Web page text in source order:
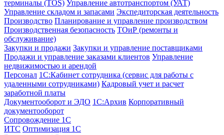
терминалы (TOS) Управление автотранспортом (УАТ)
Управление складом и запасами Экспедиторская деятельность
Производство Планирование и управление производством
Производственная безопасность ТОиР (ремонты и
обслуживание)
Закупки и продажи Закупки и управление поставщиками
Продажи и управление заказами клиентов Управление
недвижимостью и арендой
Персонал 1С:Кабинет сотрудника (сервис для работы с
удаленными сотрудниками) Кадровый учет и расчет
заработной платы
Документооборот и ЭДО 1С:Архив Корпоративный
документооборот
Сопровождение 1С
ИТС Оптимизация 1С